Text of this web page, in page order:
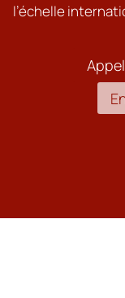
l’échelle